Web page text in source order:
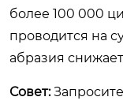
более 100 000
проводится на
абразия
Совет: